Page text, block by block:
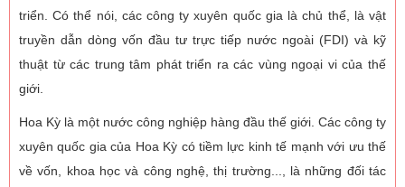
triển. Có thể nói, các công ty xuyên quốc gia là chủ thể, là vật
truyền dẫn dòng vốn đầu tư trực tiếp nước ngoài (FDI) và kỹ
thuật từ các trung tâm phát triển ra các vùng ngoại vi của thế
giới.
Hoa Kỳ là một nước công nghiệp hàng đầu thế giới. Các công ty
xuyên quốc gia của Hoa Kỳ có tiềm lực kinh tế mạnh với ưu thế
về vốn, khoa học và công nghệ, thị trường..., là những đối tác